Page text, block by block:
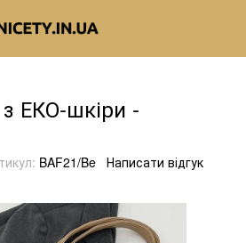
ЕКО-шкіри -
BAF21/Be Написати відгук